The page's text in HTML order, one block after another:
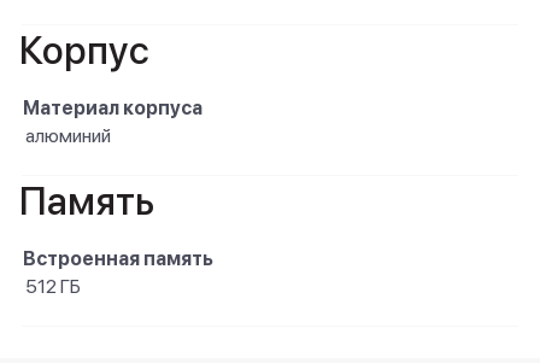
Корпус
Материал корпуса
алюминий
Память
Встроенная память
512 ГБ